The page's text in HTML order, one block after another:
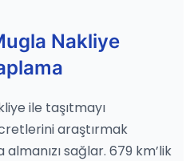
Nakliye
ile taşıtmayı
araştırmak
sağlar. 679 km’lik